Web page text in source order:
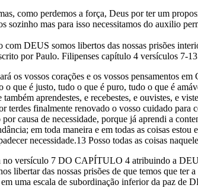
como perdemos a força, Deus por ter um
sozinho mas para isso necessitamos do auxilio
DEUS somos libertos das nossas prisões
por Paulo. Filipenses capítulo 4 versículos 7-
os vossos corações e os vossos pensamentos em
que é justo, tudo o que é puro, tudo o que é
aprendestes, e recebestes, e ouvistes, e
terdes finalmente renovado o vosso cuidado para
causa de necessidade, porque já aprendi a
em toda maneira e em todas as coisas estou
necessidade.13 Posso todas as coisas
no versículo 7 DO CAPÍTULO 4 atribuindo a
libertar das nossas prisões de que temos que ter
uma escala de subordinação inferior da paz de